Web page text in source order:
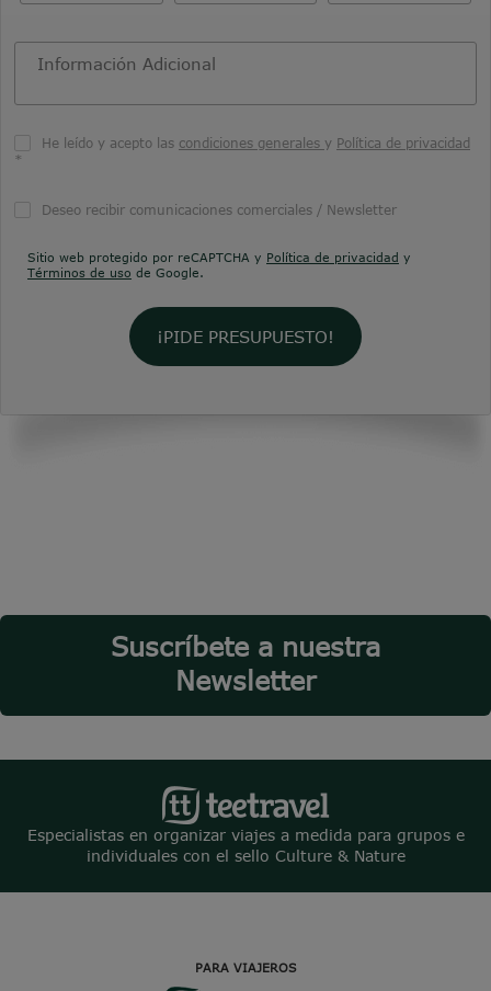
He leído y acepto las condiciones generales y Política de privacidad
*
Deseo recibir comunicaciones comerciales / Newsletter
Sitio web protegido por reCAPTCHA y Política de privacidad y
Términos de uso de Google.
¡PIDE PRESUPUESTO!
Suscríbete a nuestra
Newsletter
Especialistas en organizar viajes a medida para grupos e
individuales con el sello Culture & Nature
PARA VIAJEROS